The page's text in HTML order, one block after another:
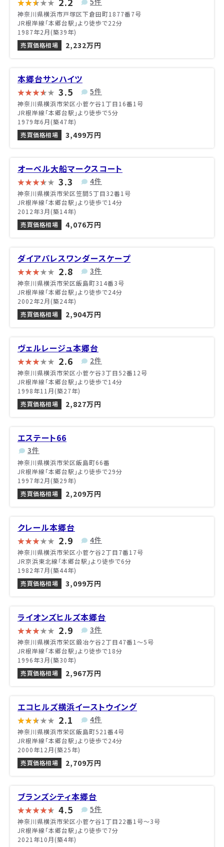
神奈川県横浜市戸塚区下倉田町1877番7号
JR根岸線「本郷台駅」より徒歩で22分
1987年2月(築39年)
売買価格相場
2,232万円
本郷台サンハイツ
3.5 5件
神奈川県横浜市栄区小菅ケ谷1丁目16番1号
JR根岸線「本郷台駅」より徒歩で5分
1979年6月(築47年)
売買価格相場
3,499万円
オーベル大船マークスコート
3.3 4件
神奈川県横浜市栄区笠間5丁目32番1号
JR根岸線「本郷台駅」より徒歩で14分
2012年3月(築14年)
売買価格相場
4,076万円
ダイアパレスワンダースケープ
2.8 3件
神奈川県横浜市栄区飯島町314番3号
JR根岸線「本郷台駅」より徒歩で24分
2002年2月(築24年)
売買価格相場
2,904万円
ヴェルレージュ本郷台
2.6 2件
神奈川県横浜市栄区小菅ケ谷3丁目52番12号
JR根岸線「本郷台駅」より徒歩で14分
1998年11月(築27年)
売買価格相場
2,827万円
エステート66
3件
神奈川県横浜市栄区飯島町66番
JR根岸線「本郷台駅」より徒歩で29分
1997年2月(築29年)
売買価格相場
2,209万円
クレール本郷台
2.9 4件
神奈川県横浜市栄区小菅ケ谷2丁目7番17号
JR京浜東北線「本郷台駅」より徒歩で6分
1982年7月(築44年)
売買価格相場
3,099万円
ライオンズヒルズ本郷台
2.9 3件
神奈川県横浜市栄区鍛冶ケ谷2丁目47番1〜5号
JR根岸線「本郷台駅」より徒歩で18分
1996年3月(築30年)
売買価格相場
2,967万円
エコヒルズ横浜イーストウイング
2.1 4件
神奈川県横浜市栄区飯島町521番4号
JR根岸線「本郷台駅」より徒歩で24分
2000年12月(築25年)
売買価格相場
2,709万円
ブランズシティ本郷台
4.5 5件
神奈川県横浜市栄区小菅ケ谷1丁目22番1号〜3号
JR根岸線「本郷台駅」より徒歩で7分
2021年10月(築4年)